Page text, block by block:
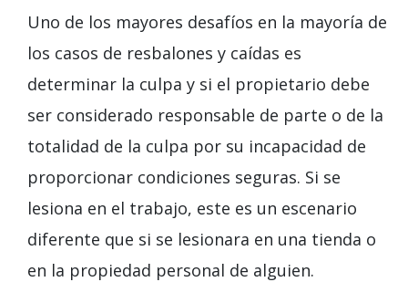
Uno de los mayores desafíos en la mayoría de
los casos de resbalones y caídas es
determinar la culpa y si el propietario debe
ser considerado responsable de parte o de la
totalidad de la culpa por su incapacidad de
proporcionar condiciones seguras. Si se
lesiona en el trabajo, este es un escenario
diferente que si se lesionara en una tienda o
en la propiedad personal de alguien.